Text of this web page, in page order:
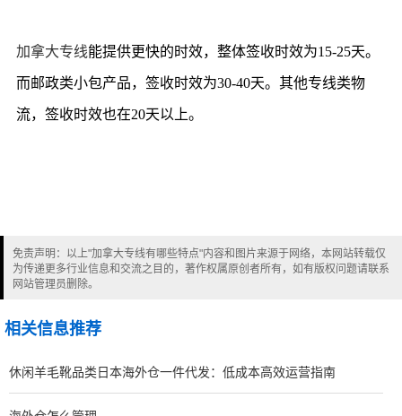
加拿大专线能提供更快的时效，整体签收时效为15-25天。
而邮政类小包产品，签收时效为30-40天。其他专线类物
流，签收时效也在20天以上。
免责声明：以上"加拿大专线有哪些特点"内容和图片来源于网络，本网站转载仅
为传递更多行业信息和交流之目的，著作权属原创者所有，如有版权问题请联系
网站管理员删除。
相关信息推荐
休闲羊毛靴品类日本海外仓一件代发：低成本高效运营指南